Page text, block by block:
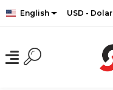
English USD - Dolar